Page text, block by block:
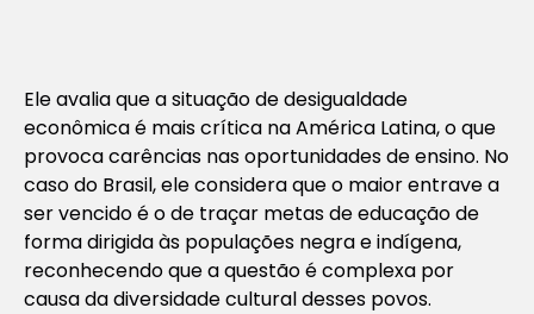
Ele avalia que a situação de desigualdade
econômica é mais crítica na América Latina, o que
provoca carências nas oportunidades de ensino. No
caso do Brasil, ele considera que o maior entrave a
ser vencido é o de traçar metas de educação de
forma dirigida às populações negra e indígena,
reconhecendo que a questão é complexa por
causa da diversidade cultural desses povos.